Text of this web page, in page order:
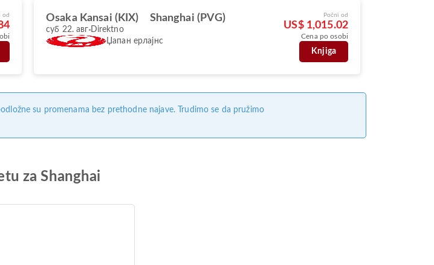
od Osaka Kansai (KIX) Shanghai (PVG)
суб 22. авг Direktno
Џапан ерлајнс
Počni od
US$ 1,015.02
Cena po osobi
Knjiga
su promenama bez prethodne najave. Trudimo se da pružimo
za Shanghai